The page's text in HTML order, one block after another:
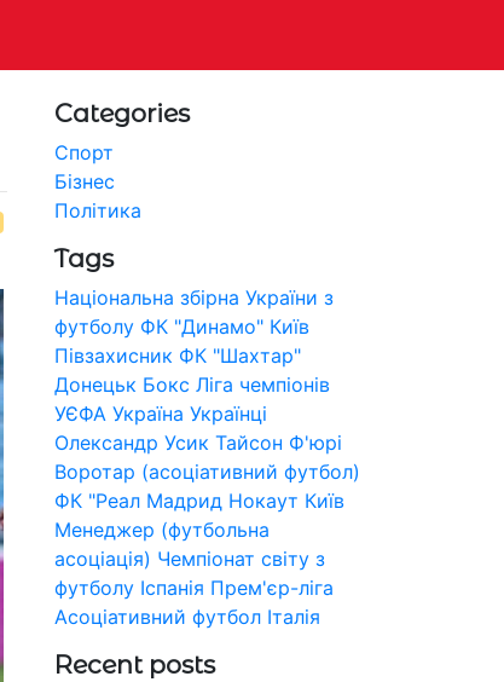
Categories
Спорт
Бізнес
Політика
Tags
Національна збірна України з
футболу ФК "Динамо" Київ
Півзахисник ФК "Шахтар"
Донецьк Бокс Ліга чемпіонів
УЄФА Україна Українці
Олександр Усик Тайсон Ф'юрі
Воротар (асоціативний футбол)
ФК "Реал Мадрид Нокаут Київ
Менеджер (футбольна
асоціація) Чемпіонат світу з
футболу Іспанія Прем'єр-ліга
Асоціативний футбол Італія
Recent posts